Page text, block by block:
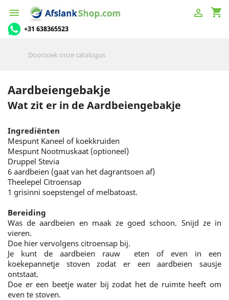
 shopping_cart

+31 638365523
Aardbeiengebakje
Wat zit er in de Aardbeiengebakje
Ingrediënten
Mespunt Kaneel of koekkruiden
Mespunt Nootmuskaat (optioneel)
Druppel Stevia
6 aardbeien (gaat van het dagrantsoen af)
Theelepel Citroensap
1 grisinni soepstengel of melbatoast.
Bereiding
Was de aardbeien en maak ze goed schoon. Snijd ze in
vieren.
Doe hier vervolgens citroensap bij.
Je kunt de aardbeien rauw eten of even in een
koekepannetje stoven zodat er een aardbeien sausje
ontstaat.
Doe er een beetje water bij zodat het de ruimte heeft om
even te stoven.